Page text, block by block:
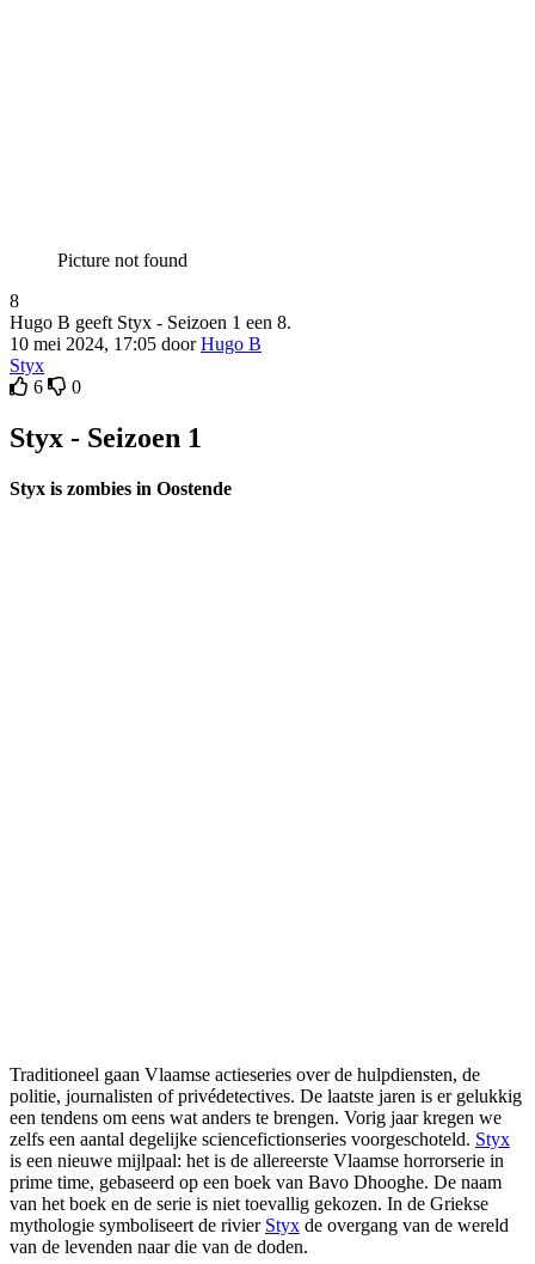
Picture not found
8
Hugo B geeft Styx - Seizoen 1 een 8.
10 mei 2024, 17:05 doorHugo B
Styx
6
0
Styx - Seizoen 1
Styx is zombies in Oostende
Traditioneel gaan Vlaamse actieseries over de hulpdiensten, de
politie, journalisten of privédetectives. De laatste jaren is er gelukkig
een tendens om eens wat anders te brengen. Vorig jaar kregen we
zelfs een aantal degelijke sciencefictionseries voorgeschoteld. Styx
is een nieuwe mijlpaal: het is de allereerste Vlaamse horrorserie in
prime time, gebaseerd op een boek van Bavo Dhooghe. De naam
van het boek en de serie is niet toevallig gekozen. In de Griekse
mythologie symboliseert de rivier Styx de overgang van de wereld
van de levenden naar die van de doden.